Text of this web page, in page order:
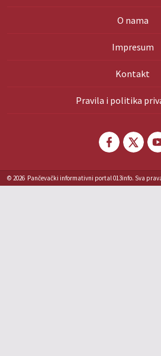
O nama
Impresum
Kontakt
Pravila i politika
© 2026 Pančevački informativni portal 013info. Sva